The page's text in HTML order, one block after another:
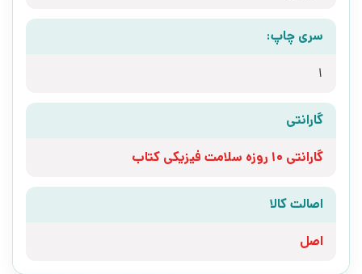
سری چاپ:
1
گارانتی
گارانتی 10 روزه سلامت فیزیکی کتاب
اصالت کالا
اصل